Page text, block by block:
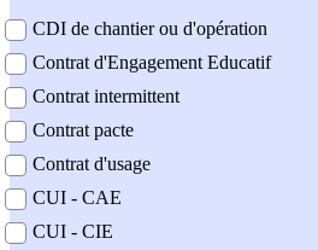
CDI de chantier ou d'opération
Contrat d'Engagement Educatif
Contrat intermittent
Contrat pacte
Contrat d'usage
CUI - CAE
CUI - CIE